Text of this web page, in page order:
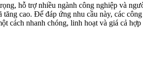
hỗ trợ nhiều ngành công nghiệp và
cao. Để đáp ứng nhu cầu này, các
cách nhanh chóng, linh hoạt và giá cả hợp